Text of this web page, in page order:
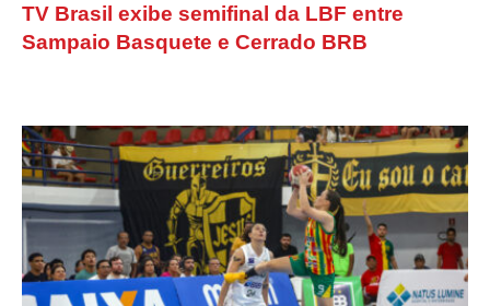
TV Brasil exibe semifinal da LBF entre
Sampaio Basquete e Cerrado BRB